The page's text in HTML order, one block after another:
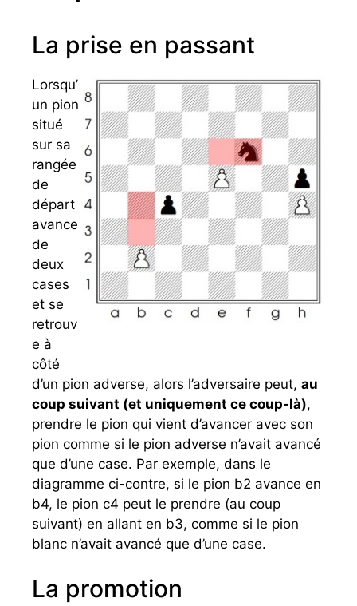
La prise en passant
Lorsqu’
un pion
situé
sur sa
rangée
de
départ
avance
de
deux
cases
et se
retrouv
e à
côté
d’un pion adverse, alors l’adversaire peut, au
coup suivant (et uniquement ce coup-là),
prendre le pion qui vient d’avancer avec son
pion comme si le pion adverse n’avait avancé
que d’une case. Par exemple, dans le
diagramme ci-contre, si le pion b2 avance en
b4, le pion c4 peut le prendre (au coup
suivant) en allant en b3, comme si le pion
blanc n’avait avancé que d’une case.
La promotion